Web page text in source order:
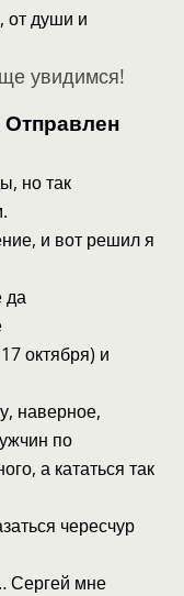
от души и
увидимся!
но так
и вот решил я
да
октября) и
наверное,
по
а кататься так
чересчур
Сергей мне